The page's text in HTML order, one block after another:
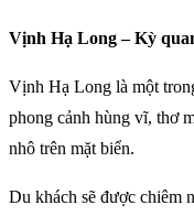
Vịnh Hạ Long – Kỳ
Vịnh Hạ Long là một
phong cảnh hùng vĩ, thơ
nhô trên mặt biển.
Du khách sẽ được chiêm